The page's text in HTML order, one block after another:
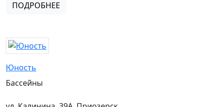
ПОДРОБНЕЕ
Юность
Бассейны